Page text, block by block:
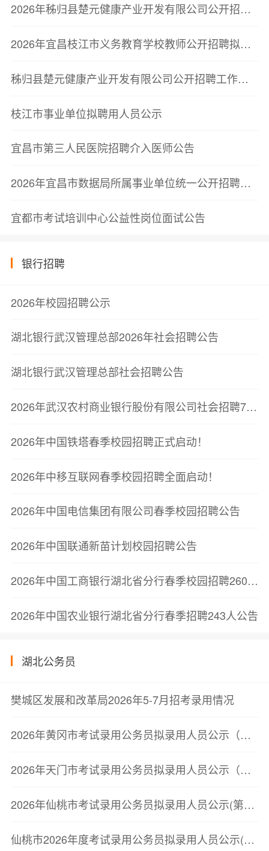
2026年秭归县楚元健康产业开发有限公司公开招聘人员面试成绩公告
2026年宜昌枝江市义务教育学校教师公开招聘拟聘用人员公示公告
秭归县楚元健康产业开发有限公司公开招聘工作人员笔试成绩公告
枝江市事业单位拟聘用人员公示
宜昌市第三人民医院招聘介入医师公告
2026年宜昌市数据局所属事业单位统一公开招聘工作人员拟聘用人员公示公告
宜都市考试培训中心公益性岗位面试公告
银行招聘
2026年校园招聘公示
湖北银行武汉管理总部2026年社会招聘公告
湖北银行武汉管理总部社会招聘公告
2026年武汉农村商业银行股份有限公司社会招聘7人公告
2026年中国铁塔春季校园招聘正式启动！
2026年中移互联网春季校园招聘全面启动！
2026年中国电信集团有限公司春季校园招聘公告
2026年中国联通新苗计划校园招聘公告
2026年中国工商银行湖北省分行春季校园招聘260人公告
2026年中国农业银行湖北省分行春季招聘243人公告
湖北公务员
樊城区发展和改革局2026年5-7月招考录用情况
2026年黄冈市考试录用公务员拟录用人员公示（第三批）
2026年天门市考试录用公务员拟录用人员公示（第二批）
2026年仙桃市考试录用公务员拟录用人员公示(第二批)
仙桃市2026年度考试录用公务员拟录用人员公示(第二批)